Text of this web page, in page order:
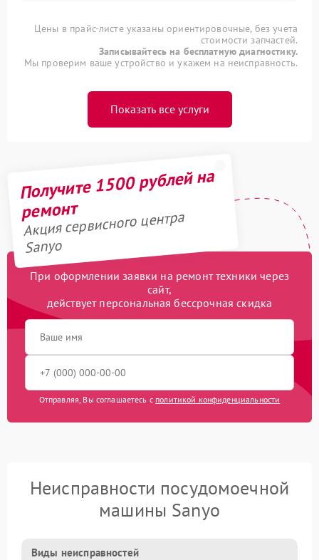
Цены в прайс-листе указаны ориентировочные, без учета
стоимости запчастей.
Записывайтесь на бесплатную диагностику.
Мы проверим ваше устройство и укажем на неисправность.
Показать все услуги
Получите 1500 рублей на
ремонт
Акция сервисного центра
Sanyo
При оформлении заявки на ремонт техники через
сайт,
действует персональная бессрочная скидка
Отправляя, Вы соглашаетесь с политикой конфиденциальности
Неисправности посудомоечной
машины Sanyo
Виды неисправностей